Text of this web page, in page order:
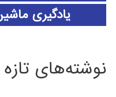
یادگیری
نوشته‌های تازه